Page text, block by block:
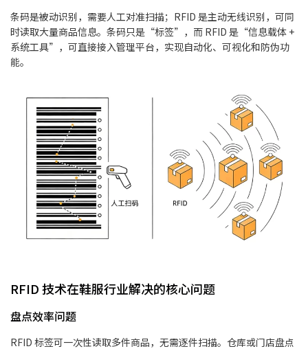
条码是被动识别，需要人工对准扫描；RFID 是主动无线识别，可同
时读取大量商品信息。条码只是“标签”，而 RFID 是“信息载体 +
系统工具”，可直接接入管理平台，实现自动化、可视化和防伪功
能。
RFID 技术在鞋服行业解决的核心问题
盘点效率问题
RFID 标签可一次性读取多件商品，无需逐件扫描。仓库或门店盘点